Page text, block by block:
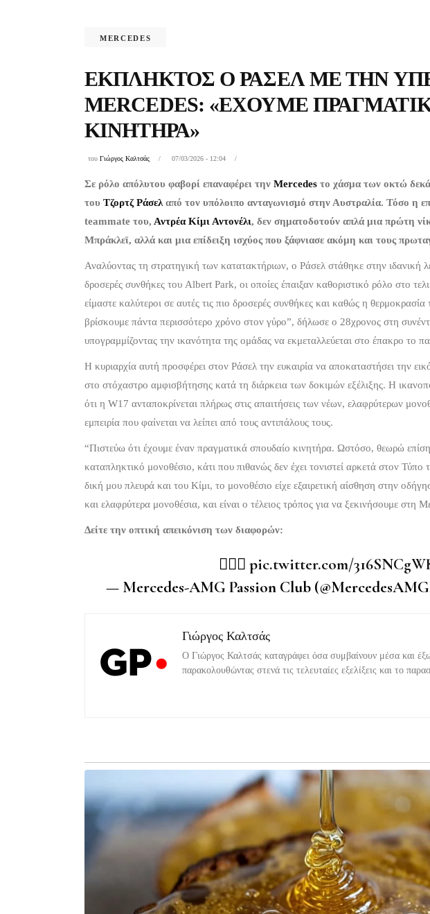
MERCEDES
ΈΚΠΛΗΚΤΟΣ Ο ΡΆΣΕΛ ΜΕ ΤΗΝ
MERCEDES: «ΈΧΟΥΜΕ
ΚΙΝΗΤΉΡΑ»
του Γιώργος Καλτσάς 07/03/2026 - 12:04
Σε ρόλο απόλυτου φαβορί επαναφέρει την Mercedes το χάσμα των οκτώ
του Τζορτζ Ράσελ από τον υπόλοιπο ανταγωνισμό στην Αυστραλία. Τόσο η
teammate του, Αντρέα Κίμι Αντονέλι, δεν σηματοδοτούν απλά μια πρώτη
Μπράκλεϊ, αλλά και μια επίδειξη ισχύος που ξάφνιασε ακόμη και τους
Αναλύοντας τη στρατηγική των κατατακτήριων, ο Ράσελ στάθηκε στην ιδανική
δροσερές συνθήκες του Albert Park, οι οποίες έπαιξαν καθοριστικό ρόλο στο
είμαστε καλύτεροι σε αυτές τις πιο δροσερές συνθήκες και καθώς η
βρίσκουμε πάντα περισσότερο χρόνο στον γύρο”, δήλωσε ο 28χρονος στη
υπογραμμίζοντας την ικανότητα της ομάδας να εκμεταλλεύεται στο έπακρο το
Η κυριαρχία αυτή προσφέρει στον Ράσελ την ευκαιρία να αποκαταστήσει την
στο στόχαστρο αμφισβήτησης κατά τη διάρκεια των δοκιμών εξέλιξης. Η
ότι η W17 ανταποκρίνεται πλήρως στις απαιτήσεις των νέων, ελαφρύτερων
εμπειρία που φαίνεται να λείπει από τους αντιπάλους τους.
“Πιστεύω ότι έχουμε έναν πραγματικά σπουδαίο κινητήρα. Ωστόσο, θεωρώ
καταπληκτικό μονοθέσιο, κάτι που πιθανώς δεν έχει τονιστεί αρκετά στον Τύπο
δική μου πλευρά και του Κίμι, το μονοθέσιο είχε εξαιρετική αίσθηση στην
και ελαφρύτερα μονοθέσια, και είναι ο τέλειος τρόπος για να ξεκινήσουμε στη
Δείτε την οπτική απεικόνιση των διαφορών:
😮‍💨🚀 pic.twitter.com/
— Mercedes-AMG Passion Club
Γιώργος Καλτσάς
Ο Γιώργος Καλτσάς καταγράφει όσα συμβαίνουν μέσα και
παρακολουθώντας στενά τις τελευταίες εξελίξεις και το